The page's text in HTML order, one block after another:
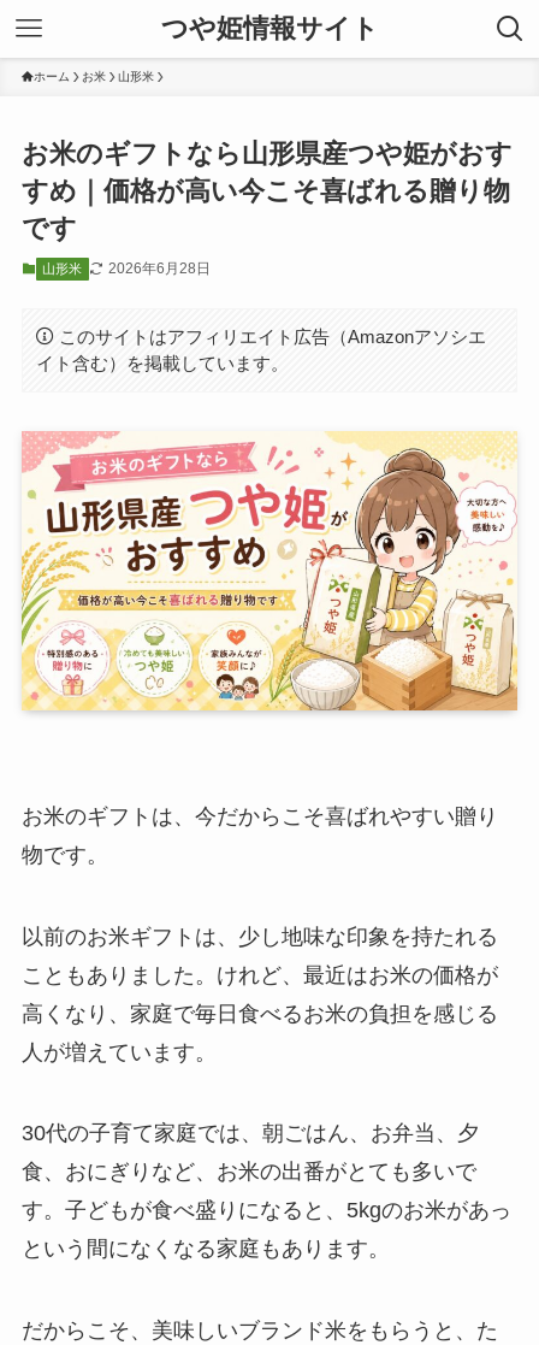
つや姫情報サイト
ホーム お米 山形米
お米のギフトなら山形県産つや姫がおす
すめ｜価格が高い今こそ喜ばれる贈り物
です
山形米 2026年6月28日
このサイトはアフィリエイト広告（Amazonアソシエ
イト含む）を掲載しています。
お米のギフトは、今だからこそ喜ばれやすい贈り
物です。
以前のお米ギフトは、少し地味な印象を持たれる
こともありました。けれど、最近はお米の価格が
高くなり、家庭で毎日食べるお米の負担を感じる
人が増えています。
30代の子育て家庭では、朝ごはん、お弁当、夕
食、おにぎりなど、お米の出番がとても多いで
す。子どもが食べ盛りになると、5kgのお米があっ
という間になくなる家庭もあります。
だからこそ、美味しいブランド米をもらうと、た